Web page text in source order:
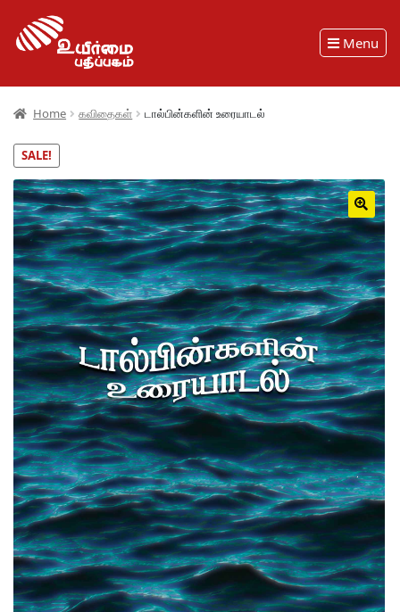
Menu
Home கவிதைகள் டால்பின்களின் உரையாடல்
SALE!